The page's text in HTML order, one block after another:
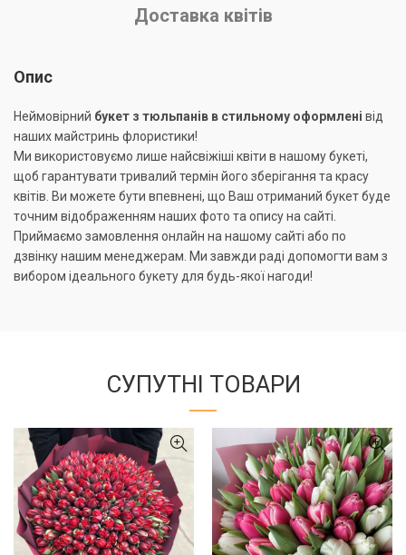
Доставка квітів
Опис
Неймовірний букет з тюльпанів в стильному оформлені від
наших майстринь флористики!
Ми використовуємо лише найсвіжіші квіти в нашому букеті,
щоб гарантувати тривалий термін його зберігання та красу
квітів. Ви можете бути впевнені, що Ваш отриманий букет буде
точним відображенням наших фото та опису на сайті.
Приймаємо замовлення онлайн на нашому сайті або по
дзвінку нашим менеджерам. Ми завжди раді допомогти вам з
вибором ідеального букету для будь-якої нагоди!
СУПУТНІ ТОВАРИ